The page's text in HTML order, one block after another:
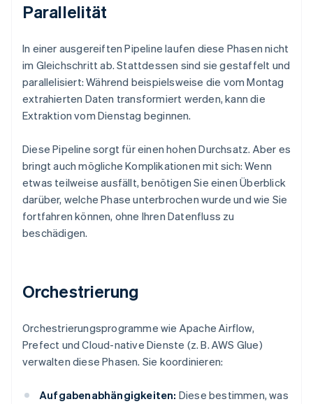
Parallelität
In einer ausgereiften Pipeline laufen diese Phasen nicht
im Gleichschritt ab. Stattdessen sind sie gestaffelt und
parallelisiert: Während beispielsweise die vom Montag
extrahierten Daten transformiert werden, kann die
Extraktion vom Dienstag beginnen.
Diese Pipeline sorgt für einen hohen Durchsatz. Aber es
bringt auch mögliche Komplikationen mit sich: Wenn
etwas teilweise ausfällt, benötigen Sie einen Überblick
darüber, welche Phase unterbrochen wurde und wie Sie
fortfahren können, ohne Ihren Datenfluss zu
beschädigen.
Orchestrierung
Orchestrierungsprogramme wie Apache Airflow,
Prefect und Cloud-native Dienste (z. B. AWS Glue)
verwalten diese Phasen. Sie koordinieren:
Aufgabenabhängigkeiten: Diese bestimmen, was